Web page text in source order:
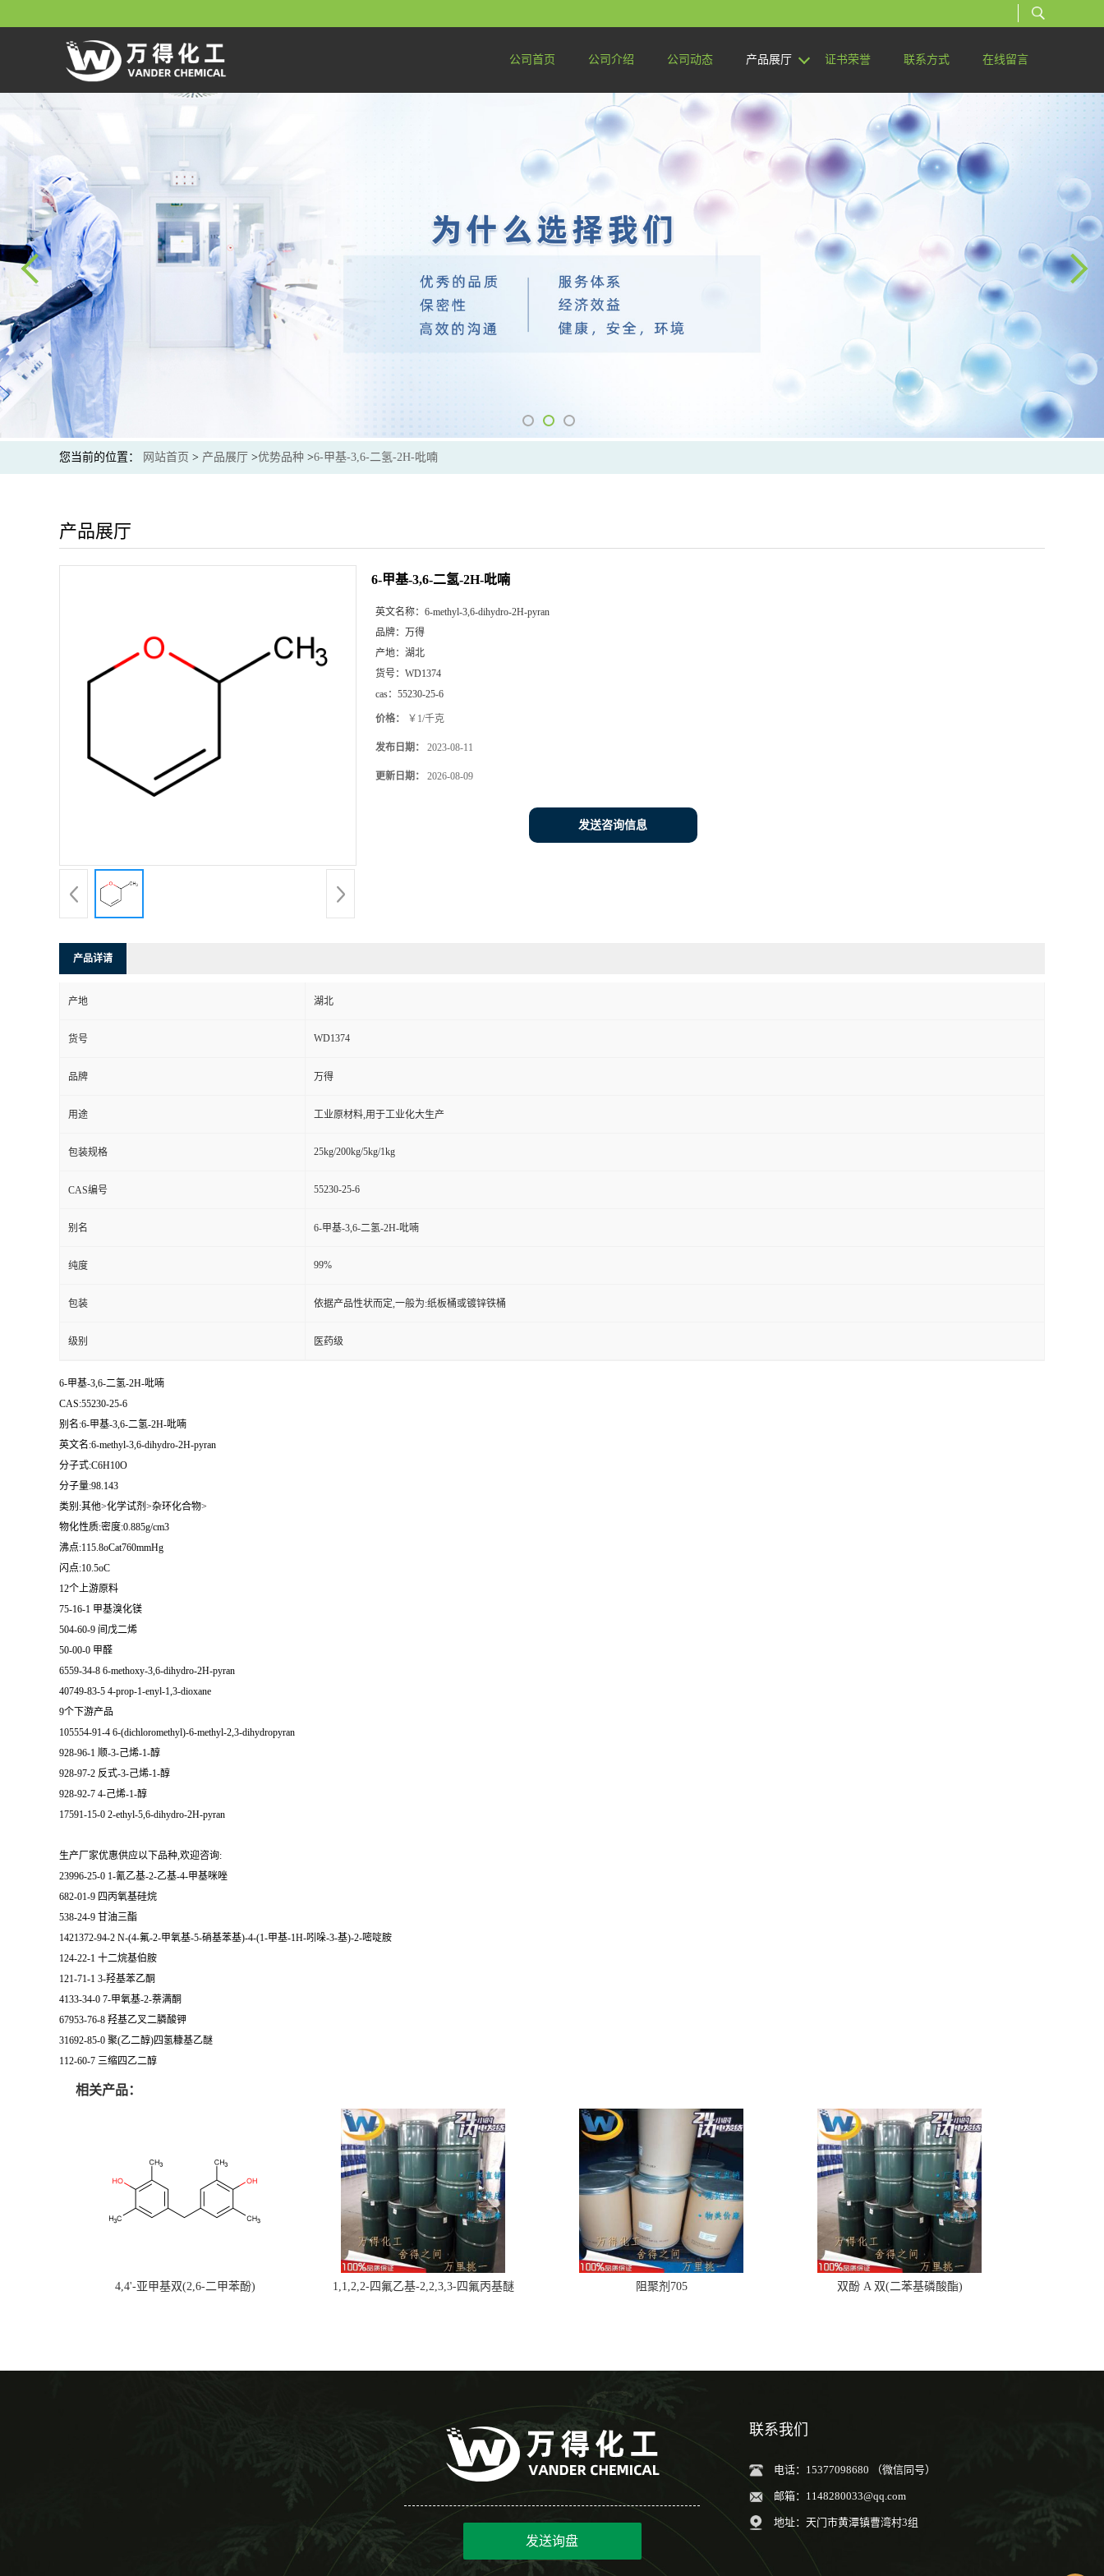
公司首页 公司介绍 公司动态 产品展厅 证书荣誉 联系方式 在线留言
您当前的位置： 网站首页 > 产品展厅 >优势品种 >6-甲基-3,6-二氢-2H-吡喃
产品展厅
6-甲基-3,6-二氢-2H-吡喃
英文名称： 6-methyl-3,6-dihydro-2H-pyran
品牌： 万得
产地： 湖北
货号： WD1374
cas： 55230-25-6
价格： ￥1/千克
发布日期： 2023-08-11
更新日期： 2026-08-09
发送咨询信息
产品详请
产地 湖北
货号 WD1374
品牌 万得
用途 工业原材料,用于工业化大生产
包装规格 25kg/200kg/5kg/1kg
CAS编号 55230-25-6
别名 6-甲基-3,6-二氢-2H-吡喃
纯度 99%
包装 依据产品性状而定,一般为:纸板桶或镀锌铁桶
级别 医药级
6-甲基-3,6-二氢-2H-吡喃
CAS:55230-25-6
别名:6-甲基-3,6-二氢-2H-吡喃
英文名:6-methyl-3,6-dihydro-2H-pyran
分子式:C6H10O
分子量:98.143
类别:其他>化学试剂>杂环化合物>
物化性质:密度:0.885g/cm3
沸点:115.8oCat760mmHg
闪点:10.5oC
12个上游原料
75-16-1 甲基溴化镁
504-60-9 间戊二烯
50-00-0 甲醛
6559-34-8 6-methoxy-3,6-dihydro-2H-pyran
40749-83-5 4-prop-1-enyl-1,3-dioxane
9个下游产品
105554-91-4 6-(dichloromethyl)-6-methyl-2,3-dihydropyran
928-96-1 顺-3-己烯-1-醇
928-97-2 反式-3-己烯-1-醇
928-92-7 4-己烯-1-醇
17591-15-0 2-ethyl-5,6-dihydro-2H-pyran
生产厂家优惠供应以下品种,欢迎咨询:
23996-25-0 1-氰乙基-2-乙基-4-甲基咪唑
682-01-9 四丙氧基硅烷
538-24-9 甘油三酯
1421372-94-2 N-(4-氟-2-甲氧基-5-硝基苯基)-4-(1-甲基-1H-吲哚-3-基)-2-嘧啶胺
124-22-1 十二烷基伯胺
121-71-1 3-羟基苯乙酮
4133-34-0 7-甲氧基-2-萘满酮
67953-76-8 羟基乙叉二膦酸钾
31692-85-0 聚(乙二醇)四氢糠基乙醚
112-60-7 三缩四乙二醇
相关产品：
4,4'-亚甲基双(2,6-二甲苯酚) 1,1,2,2-四氟乙基-2,2,3,3-四氟丙基醚 阻聚剂705 双酚 A 双(二苯基磷酸酯)
发送询盘
联系我们
电话：15377098680 （微信同号）
邮箱： 1148280033@qq.com
地址：天门市黄潭镇曹湾村3组